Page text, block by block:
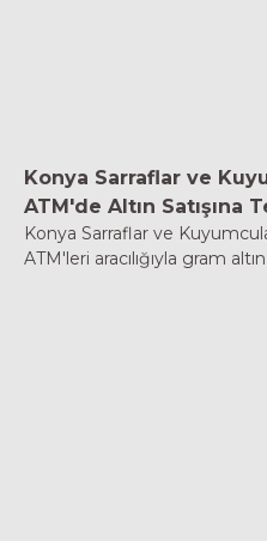
Konya Sarraflar ve
ATM'de Altın Satışına
Konya Sarraflar ve
ATM'leri aracılığıyla gram